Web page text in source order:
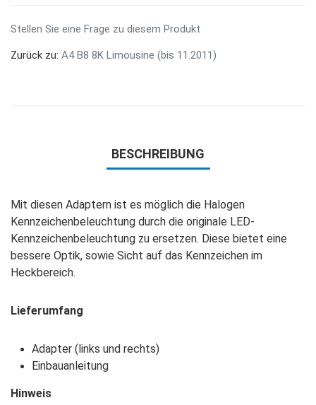
Stellen Sie eine Frage zu diesem Produkt
Zurück zu: A4 B8 8K Limousine (bis 11.2011)
BESCHREIBUNG
Mit diesen Adaptern ist es möglich die Halogen
Kennzeichenbeleuchtung durch die originale LED-
Kennzeichenbeleuchtung zu ersetzen. Diese bietet eine
bessere Optik, sowie Sicht auf das Kennzeichen im
Heckbereich.
Lieferumfang
Adapter (links und rechts)
Einbauanleitung
Hinweis